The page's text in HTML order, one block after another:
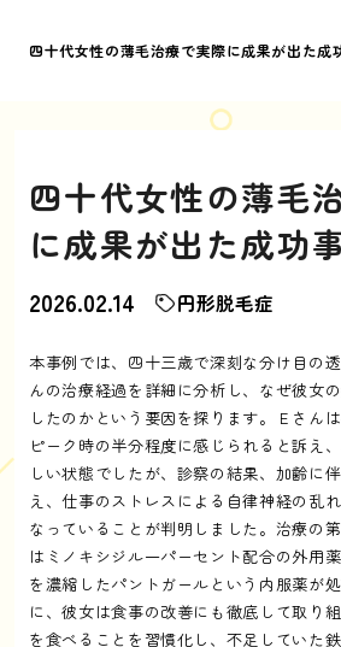
四十代女性の薄毛治療で実際に成果が出た成
四十代女性の薄毛
に成果が出た成功
2026.02.14 円形脱毛症
本事例では、四十三歳で深刻な分け目の
んの治療経過を詳細に分析し、なぜ彼女
したのかという要因を探ります。Ｅさん
ピーク時の半分程度に感じられると訴え
しい状態でしたが、診察の結果、加齢に
え、仕事のストレスによる自律神経の乱
なっていることが判明しました。治療の
はミノキシジル一パーセント配合の外用
を濃縮したパントガールという内服薬が
に、彼女は食事の改善にも徹底して取り
を食べることを習慣化し、不足していた